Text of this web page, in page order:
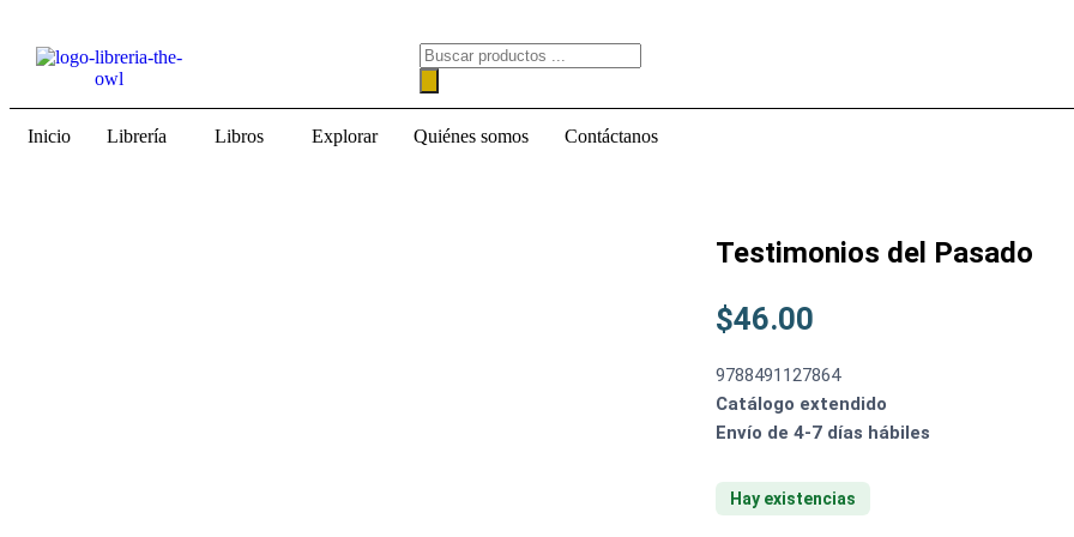
Inicio Librería Libros Explorar Quiénes somos Contáctanos
Testimonios del Pasado
$46.00
9788491127864
Catálogo extendido
Envío de 4-7 días hábiles
Hay existencias